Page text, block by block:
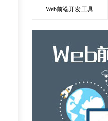
Web前端开发工具